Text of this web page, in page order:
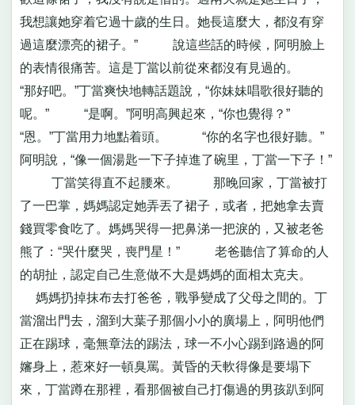
我想讓她穿着它過十歲的生日。她長這麼大，都沒有穿
過這麼漂亮的裙子。” 說這些話的時候，阿明臉上
的表情很痛苦。這是丁當以前從來都沒有見過的。
“那好吧。”丁當爽快地轉話題說，“你妹妹唱歌很好聽的
呢。” “是啊。”阿明高興起來，“你也覺得？”
“恩。”丁當用力地點着頭。 “你的名字也很好聽。”
阿明說，“像一個湯匙一下子掉進了碗里，丁當一下子！”
丁當笑得直不起腰來。 那晚回家，丁當被打
了一巴掌，媽媽認定她弄丟了裙子，或者，把她拿去賣
錢買零食吃了。媽媽哭得一把鼻涕一把淚的，又被老爸
熊了：“哭什麼哭，喪門星！” 老爸聽信了算命的人
的胡扯，認定自己生意做不大是媽媽的面相太克夫。
媽媽扔掉抹布去打爸爸，戰爭變成了父母之間的。丁
當溜出門去，溜到大葉子那個小小的廣場上，阿明他們
正在踢球，毫無章法的踢法，球一不小心踢到路過的阿
嬸身上，惹來好一頓臭罵。黃昏的天軟得像是要塌下
來，丁當蹲在那裡，看那個被自己打傷過的男孩趴到阿